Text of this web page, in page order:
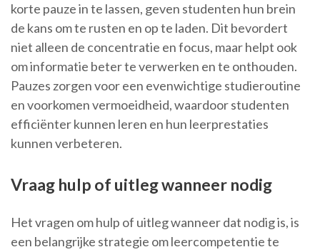
korte pauze in te lassen, geven studenten hun brein
de kans om te rusten en op te laden. Dit bevordert
niet alleen de concentratie en focus, maar helpt ook
om informatie beter te verwerken en te onthouden.
Pauzes zorgen voor een evenwichtige studieroutine
en voorkomen vermoeidheid, waardoor studenten
efficiënter kunnen leren en hun leerprestaties
kunnen verbeteren.
Vraag hulp of uitleg wanneer nodig
Het vragen om hulp of uitleg wanneer dat nodig is, is
een belangrijke strategie om leercompetentie te